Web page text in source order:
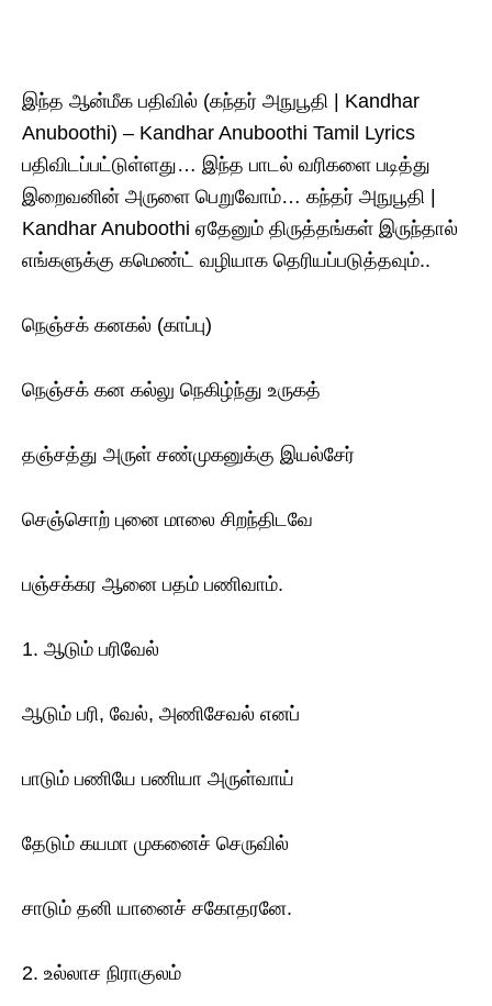
இந்த ஆன்மீக பதிவில் (கந்தர் அநுபூதி | Kandhar
Anuboothi) – Kandhar Anuboothi Tamil Lyrics
பதிவிடப்பட்டுள்ளது… இந்த பாடல் வரிகளை படித்து
இறைவனின் அருளை பெறுவோம்… கந்தர் அநுபூதி |
Kandhar Anuboothi ஏதேனும் திருத்தங்கள் இருந்தால்
எங்களுக்கு கமெண்ட் வழியாக தெரியப்படுத்தவும்..
நெஞ்சக் கனகல் (காப்பு)
நெஞ்சக் கன கல்லு நெகிழ்ந்து உருகத்
தஞ்சத்து அருள் சண்முகனுக்கு இயல்சேர்
செஞ்சொற் புனை மாலை சிறந்திடவே
பஞ்சக்கர ஆனை பதம் பணிவாம்.
1. ஆடும் பரிவேல்
ஆடும் பரி, வேல், அணிசேவல் எனப்
பாடும் பணியே பணியா அருள்வாய்
தேடும் கயமா முகனைச் செருவில்
சாடும் தனி யானைச் சகோதரனே.
2. உல்லாச நிராகுலம்